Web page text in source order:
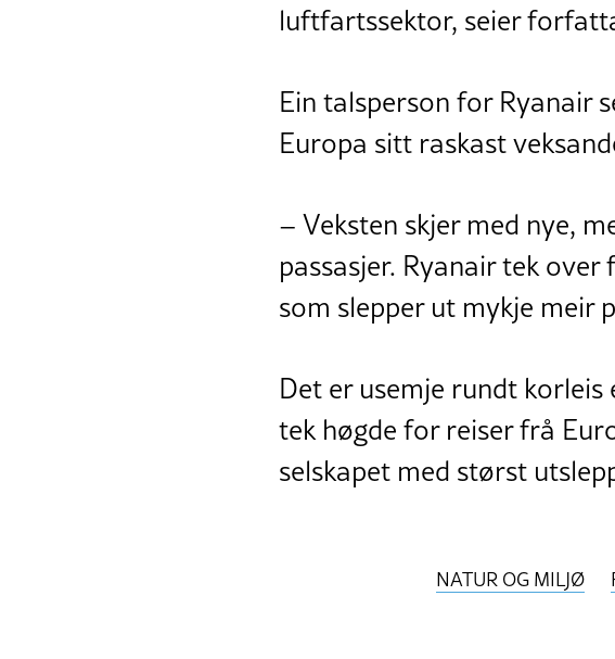
luftfartssektor, seier
Ein talsperson for Ryanair
Europa sitt raskast
– Veksten skjer med nye,
passasjer. Ryanair tek
som slepper ut mykje meir
Det er usemje rundt
tek høgde for reiser frå
selskapet med størst
NATUR OG MILJØ